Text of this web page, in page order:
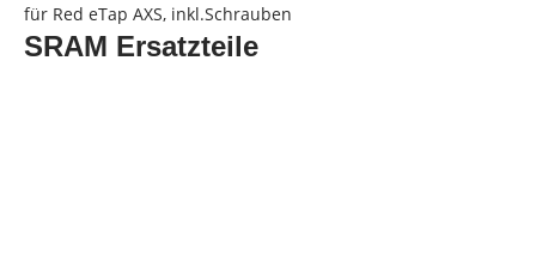
für Red eTap AXS, inkl.Schrauben
SRAM Ersatzteile